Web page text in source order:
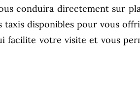
conduira directement sur
taxis disponibles pour vous
facilite votre visite et vous